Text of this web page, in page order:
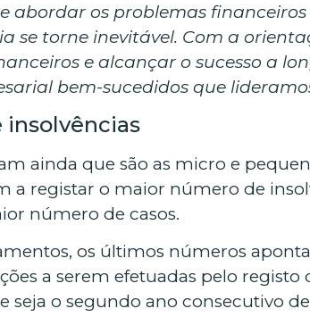
abordar os problemas
se torne inevitável. Com a
e alcançar o sucesso a
bem-sucedidos que
insolvências
ainda que são as micro e
a registar o maior número de
número de casos.
os últimos números
a serem efetuadas pelo
seja o segundo ano consecutivo